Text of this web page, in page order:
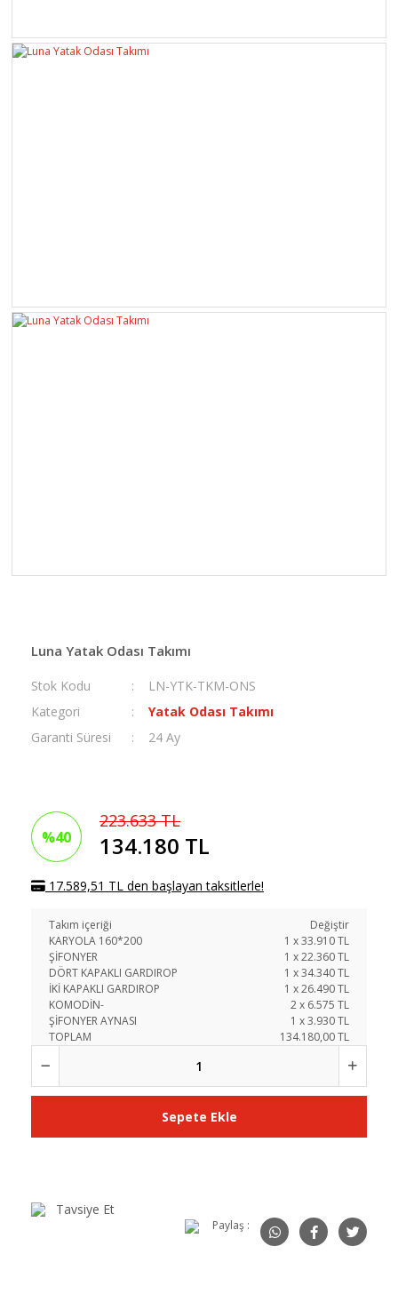
Luna Yatak Odası Takımı
Stok Kodu
LN-YTK-TKM-ONS
Kategori
Yatak Odası Takımı
Garanti Süresi
24 Ay
%40
223.633 TL
134.180 TL
17.589,51 TL den başlayan taksitlerle!
Takım içeriği
Değiştir
KARYOLA 160*200
1 x33.910TL
ŞİFONYER
1 x22.360TL
DÖRT KAPAKLI GARDIROP
1 x34.340TL
İKİ KAPAKLI GARDIROP
1 x26.490TL
KOMODİN-
2x 6.575 TL
ŞİFONYER AYNASI
1 x3.930TL
TOPLAM
134.180,00 TL
Sepete Ekle
Tavsiye Et
Paylaş :